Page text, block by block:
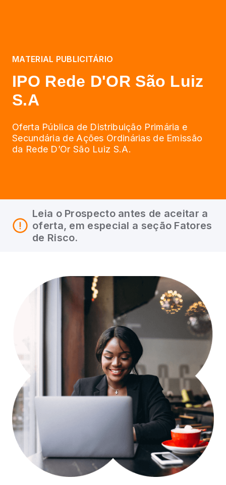
MATERIAL PUBLICITÁRIO
IPO Rede D'OR São Luiz
S.A
Oferta Pública de Distribuição Primária e
Secundária de Ações Ordinárias de Emissão
da Rede D’Or São Luiz S.A.
Leia o Prospecto antes de aceitar a
oferta, em especial a seção Fatores
de Risco.